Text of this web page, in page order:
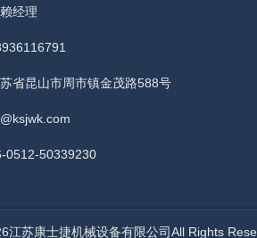
经理
省昆山市周市镇金茂路588号
0512-50339230
江苏康士捷机械设备有限公司All Rights